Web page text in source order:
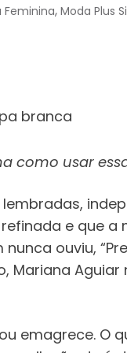
Feminina, Moda Plus
como usar
e que
ouviu,
Mariana
emagrece. O